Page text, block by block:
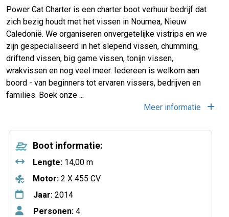
Power Cat Charter is een charter boot verhuur bedrijf dat
zich bezig houdt met het vissen in Noumea, Nieuw
Caledonië. We organiseren onvergetelijke vistrips en we
zijn gespecialiseerd in het slepend vissen, chumming,
driftend vissen, big game vissen, tonijn vissen,
wrakvissen en nog veel meer. Iedereen is welkom aan
boord - van beginners tot ervaren vissers, bedrijven en
families. Boek onze ...
Meer informatie
Boot informatie:
Lengte: 14,00 m
Motor: 2 X 455 CV
Jaar: 2014
Personen: 4